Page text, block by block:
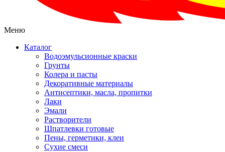
Меню
Каталог
Водоэмульсионные краски
Грунты
Колера и пасты
Декоративные материалы
Антисептики, масла, пропитки
Лаки
Эмали
Растворители
Шпатлевки готовые
Пены, герметики, клеи
Сухие смеси